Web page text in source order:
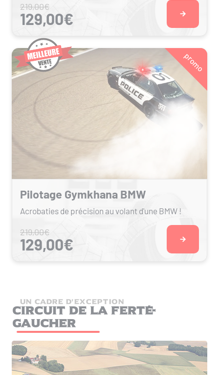
219,00€
129,00€
promo
Pilotage Gymkhana BMW
Acrobaties de précision au volant d'une BMW !
219,00€
129,00€
UN CADRE D'EXCEPTION
Circuit de la Ferté-
Gaucher